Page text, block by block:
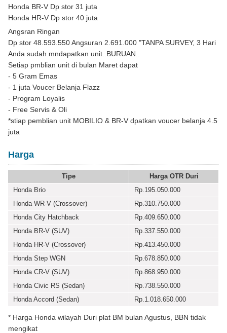
Honda BR-V Dp stor 31 juta
Honda HR-V Dp stor 40 juta
Angsran Ringan
Dp stor 48.593.550 Angsuran 2.691.000 "TANPA SURVEY, 3 Hari
Anda sudah mndapatkan unit..BURUAN..
Setiap pmblian unit di bulan Maret dapat
- 5 Gram Emas
- 1 juta Voucer Belanja Flazz
- Program Loyalis
- Free Servis & Oli
*stiap pemblian unit MOBILIO & BR-V dpatkan voucer belanja 4.5
juta
Harga
Tipe
Harga OTR Duri
Honda Brio
Rp.195.050.000
Honda WR-V (Crossover)
Rp.310.750.000
Honda City Hatchback
Rp.409.650.000
Honda BR-V (SUV)
Rp.337.550.000
Honda HR-V (Crossover)
Rp.413.450.000
Honda Step WGN
Rp.678.850.000
Honda CR-V (SUV)
Rp.868.950.000
Honda Civic RS (Sedan)
Rp.738.550.000
Honda Accord (Sedan)
Rp.1.018.650.000
* Harga Honda wilayah Duri plat BM bulan Agustus, BBN tidak
mengikat